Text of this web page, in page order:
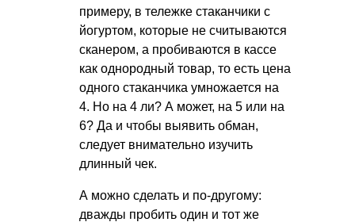
примеру, в тележке стаканчики с
йогуртом, которые не считываются
сканером, а пробиваются в кассе
как однородный товар, то есть цена
одного стаканчика умножается на
4. Но на 4 ли? А может, на 5 или на
6? Да и чтобы выявить обман,
следует внимательно изучить
длинный чек.
А можно сделать и по-другому:
дважды пробить один и тот же